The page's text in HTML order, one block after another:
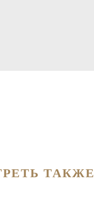
ТАКЖЕ